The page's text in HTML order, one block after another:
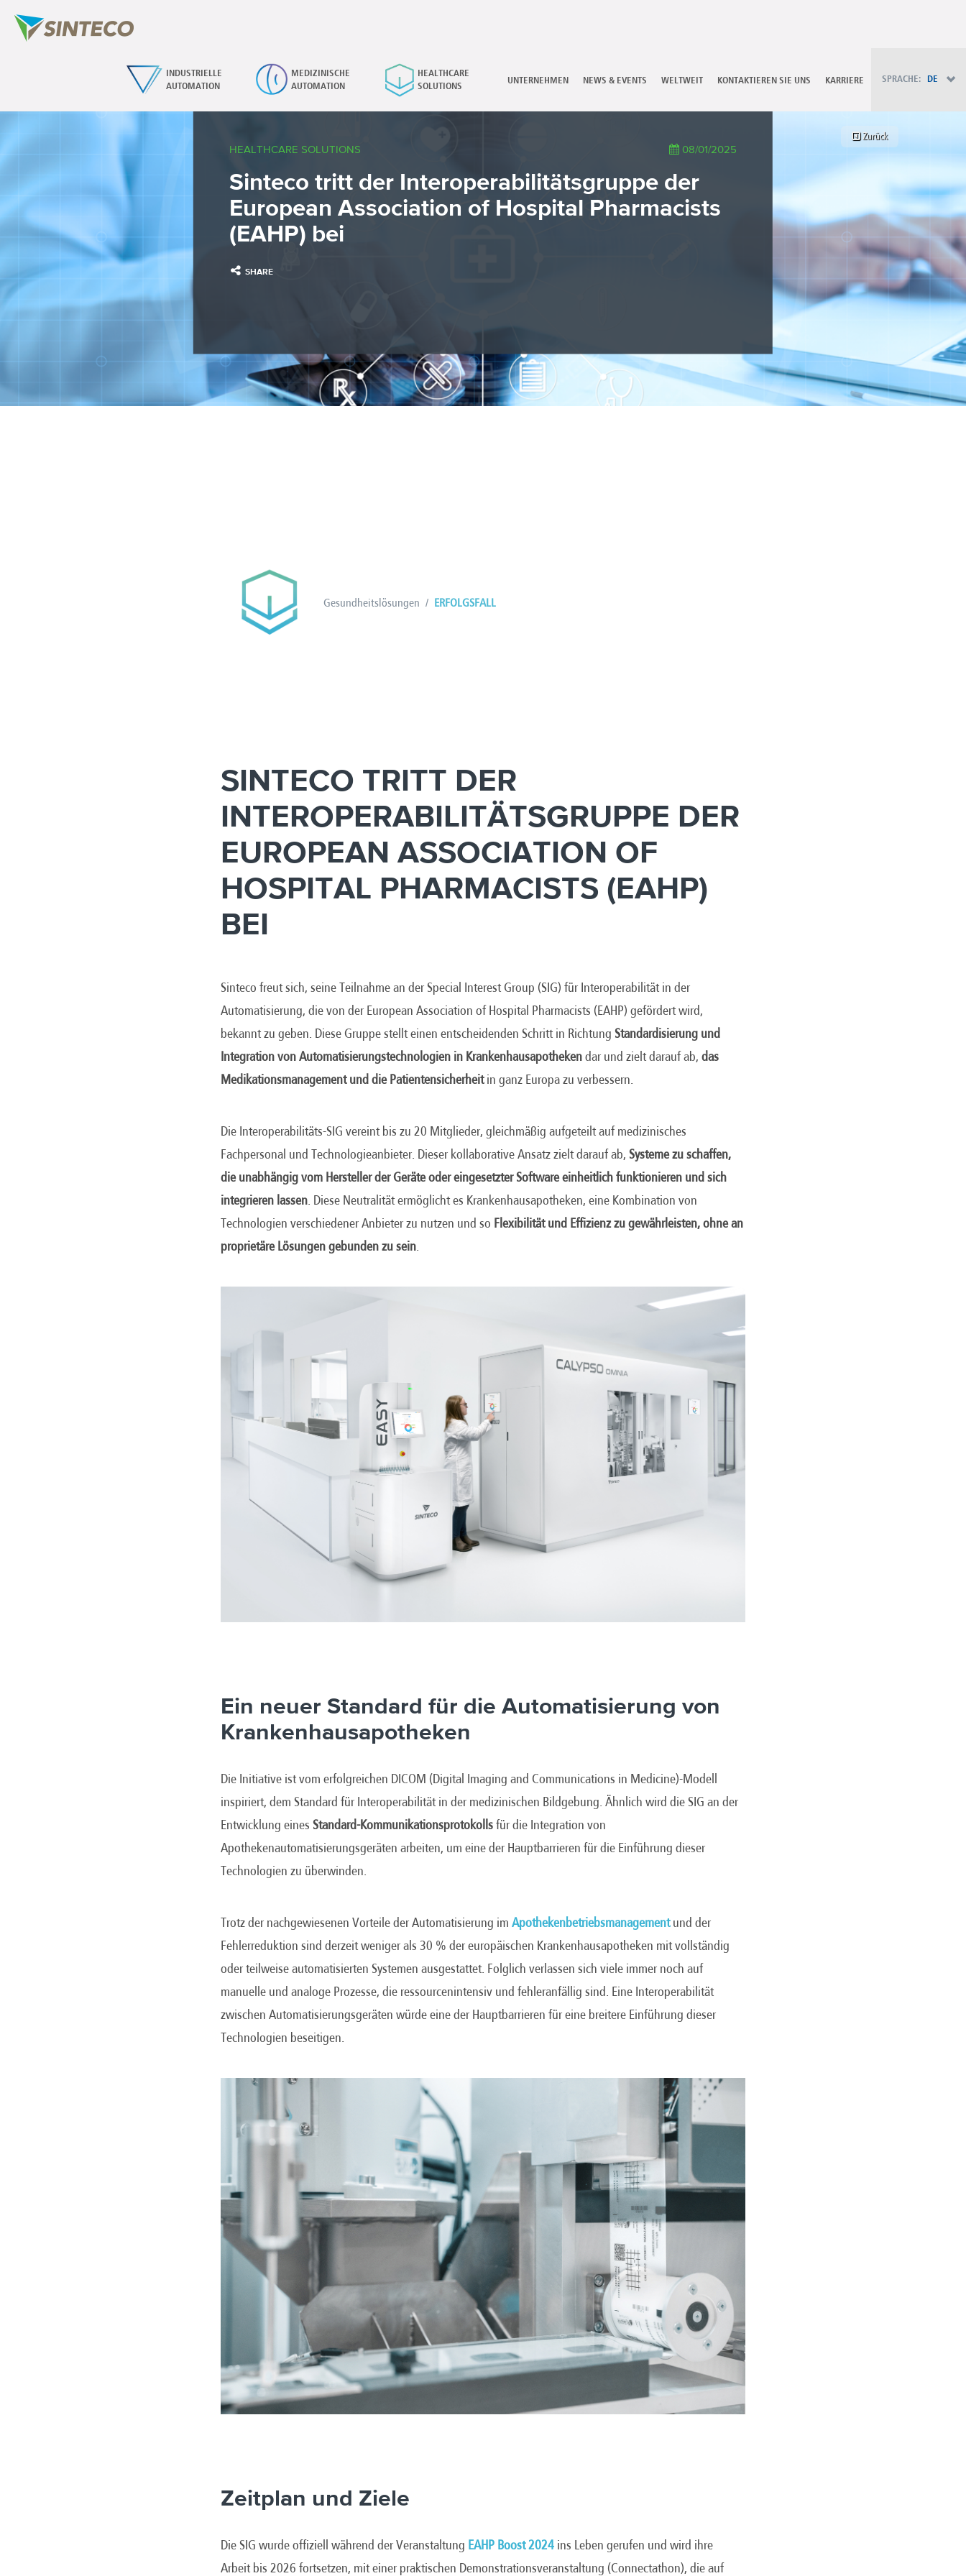
INDUSTRIELLE
AUTOMATION
MEDIZINISCHE
AUTOMATION
HEALTHCARE
SOLUTIONS
UNTERNEHMEN NEWS & EVENTS WELTWEIT KONTAKTIEREN SIE UNS KARRIERE SPRACHE: DE
×
TR - Türkçe
HEALTHCARE SOLUTIONS 08/01/2025
Sinteco tritt der Interoperabilitätsgruppe der
European Association of Hospital Pharmacists
(EAHP) bei
SHARE
Zurück
Gesundheitslösungen /ERFOLGSFALL
SINTECO TRITT DER
INTEROPERABILITÄTSGRUPPE DER
EUROPEAN ASSOCIATION OF
HOSPITAL PHARMACISTS (EAHP)
BEI
Sinteco freut sich, seine Teilnahme an der Special Interest Group (SIG) für Interoperabilität in der
Automatisierung, die von der European Association of Hospital Pharmacists (EAHP) gefördert wird,
bekannt zu geben. Diese Gruppe stellt einen entscheidenden Schritt in Richtung Standardisierung und
Integration von Automatisierungstechnologien in Krankenhausapotheken dar und zielt darauf ab,das
Medikationsmanagement und die Patientensicherheitin ganz Europa zu verbessern.
Die Interoperabilitäts-SIG vereint bis zu 20 Mitglieder, gleichmäßig aufgeteilt auf medizinisches
Fachpersonal und Technologieanbieter. Dieser kollaborative Ansatz zielt darauf ab, Systeme zu schaffen,
die unabhängig vom Hersteller der Geräte oder eingesetzter Software einheitlich funktionieren und sich
integrieren lassen. Diese Neutralität ermöglicht es Krankenhausapotheken, eine Kombination von
Technologien verschiedener Anbieter zu nutzen und so Flexibilität und Effizienz zu gewährleisten, ohne an
proprietäre Lösungen gebunden zu sein.
Ein neuer Standard für die Automatisierung von
Krankenhausapotheken
Die Initiative ist vom erfolgreichen DICOM (Digital Imaging and Communications in Medicine)-Modell
inspiriert, dem Standard für Interoperabilität in der medizinischen Bildgebung. Ähnlich wird die SIG an der
Entwicklung eines Standard-Kommunikationsprotokolls für die Integration von
Apothekenautomatisierungsgeräten arbeiten, um eine der Hauptbarrieren für die Einführung dieser
Technologien zu überwinden.
Trotz der nachgewiesenen Vorteile der Automatisierung imApothekenbetriebsmanagementund der
Fehlerreduktion sind derzeit weniger als 30 % der europäischen Krankenhausapotheken mit vollständig
oder teilweise automatisierten Systemen ausgestattet. Folglich verlassen sich viele immer noch auf
manuelle und analoge Prozesse, die ressourcenintensiv und fehleranfällig sind. Eine Interoperabilität
zwischen Automatisierungsgeräten würde eine der Hauptbarrieren für eine breitere Einführung dieser
Technologien beseitigen.
Zeitplan und Ziele
Die SIG wurde offiziell während der Veranstaltung EAHP Boost 2024 ins Leben gerufen und wird ihre
Arbeit bis 2026 fortsetzen, mit einer praktischen Demonstrationsveranstaltung (Connectathon), die auf